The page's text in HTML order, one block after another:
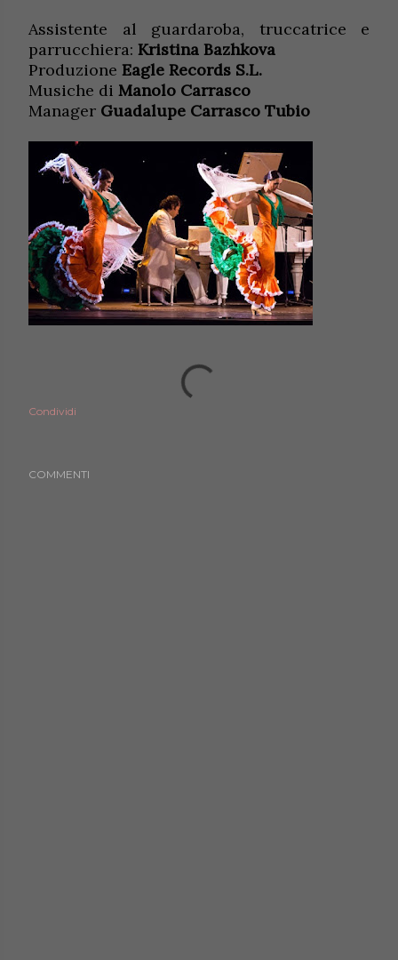
Assistente al guardaroba, truccatrice e
parrucchiera: Kristina Bazhkova
Produzione Eagle Records S.L.
Musiche di Manolo Carrasco
Manager Guadalupe Carrasco Tubio
Condividi
COMMENTI